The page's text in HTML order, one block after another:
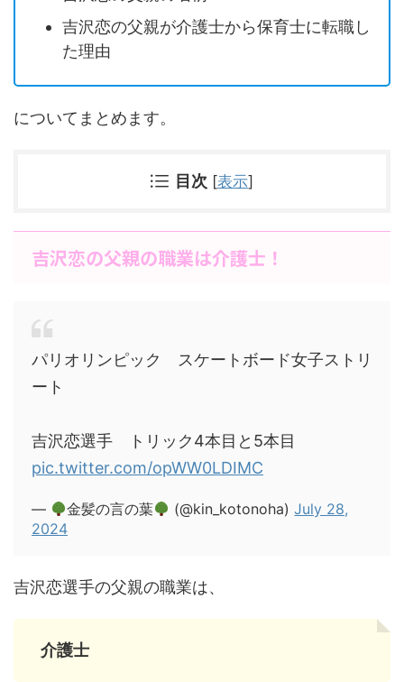
吉沢恋の父親が介護士から保育士に転職し
た理由
についてまとめます。
目次 [表示]
吉沢恋の父親の職業は介護士！
パリオリンピック スケートボード女子ストリ
ート
吉沢恋選手 トリック4本目と5本目
pic.twitter.com/opWW0LDIMC
— 金髪の言の葉 (@kin_kotonoha)July 28,
2024
吉沢恋選手の父親の職業は、
介護士